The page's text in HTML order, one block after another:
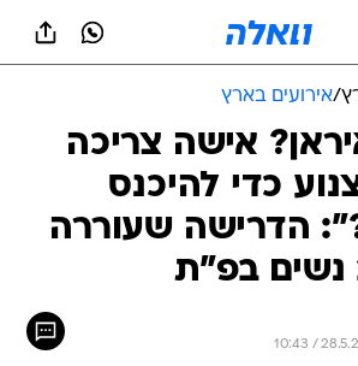
/אירועים בארץ
אישה צריכה
כדי להיכנס
הדרישה שעוררה
נשים בפ"ת